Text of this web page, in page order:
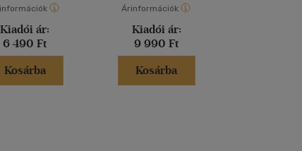
Kiadói ár:
6 490 Ft
Kosárba
Árinformációk
Kiadói ár:
9 990 Ft
Kosárba